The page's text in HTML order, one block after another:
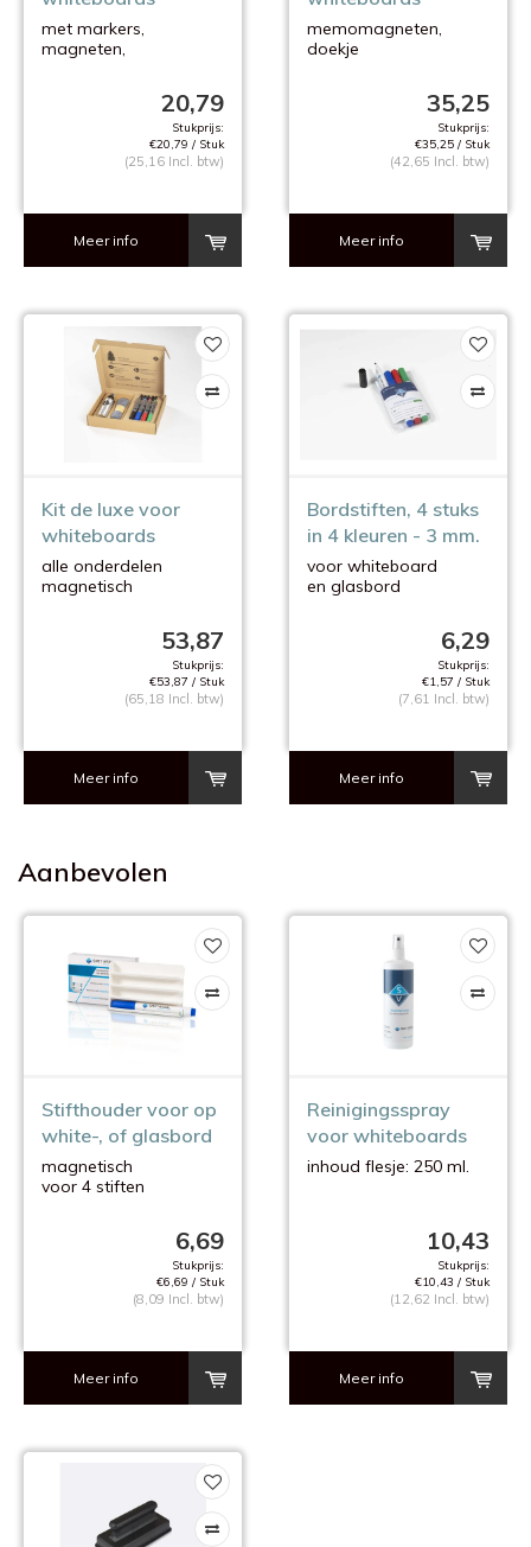
met markers,
magneten,
20,79
Stukprijs:
€20,79 / Stuk
(25,16 Incl. btw)
Meer info
memomagneten,
doekje
35,25
Stukprijs:
€35,25 / Stuk
(42,65 Incl. btw)
Meer info
Kit de luxe voor
whiteboards
alle onderdelen
magnetisch
53,87
Stukprijs:
€53,87 / Stuk
(65,18 Incl. btw)
Meer info
Bordstiften, 4 stuks
in 4 kleuren - 3 mm.
voor whiteboard
en glasbord
6,29
Stukprijs:
€1,57 / Stuk
(7,61 Incl. btw)
Meer info
Aanbevolen
Stifthouder voor op
white-, of glasbord
magnetisch
voor 4 stiften
6,69
Stukprijs:
€6,69 / Stuk
(8,09 Incl. btw)
Meer info
Reinigingsspray
voor whiteboards
inhoud flesje: 250 ml.
10,43
Stukprijs:
€10,43 / Stuk
(12,62 Incl. btw)
Meer info